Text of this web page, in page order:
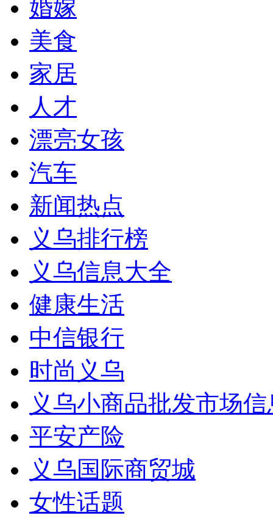
婚嫁
美食
家居
人才
漂亮女孩
汽车
新闻热点
义乌排行榜
义乌信息大全
健康生活
中信银行
时尚义乌
义乌小商品批发市场
平安产险
义乌国际商贸城
女性话题